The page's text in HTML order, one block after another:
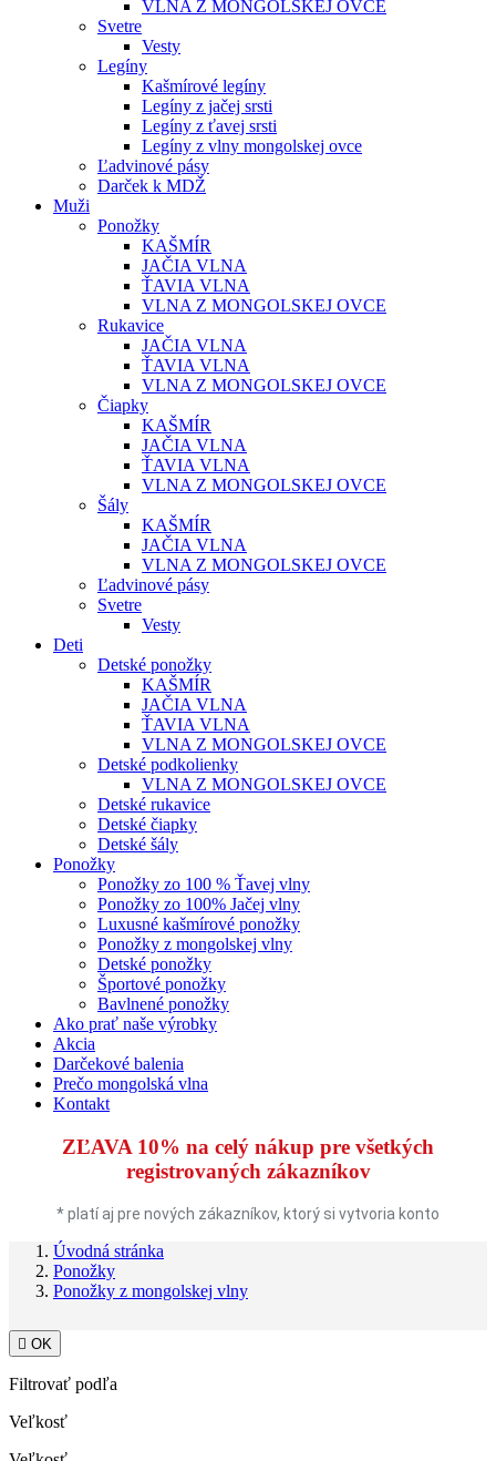
VLNA Z MONGOLSKEJ OVCE
Svetre
Vesty
Legíny
Kašmírové legíny
Legíny z jačej srsti
Legíny z ťavej srsti
Legíny z vlny mongolskej ovce
Ľadvinové pásy
Darček k MDŽ
Muži
Ponožky
KAŠMÍR
JAČIA VLNA
ŤAVIA VLNA
VLNA Z MONGOLSKEJ OVCE
Rukavice
JAČIA VLNA
ŤAVIA VLNA
VLNA Z MONGOLSKEJ OVCE
Čiapky
KAŠMÍR
JAČIA VLNA
ŤAVIA VLNA
VLNA Z MONGOLSKEJ OVCE
Šály
KAŠMÍR
JAČIA VLNA
VLNA Z MONGOLSKEJ OVCE
Ľadvinové pásy
Svetre
Vesty
Deti
Detské ponožky
KAŠMÍR
JAČIA VLNA
ŤAVIA VLNA
VLNA Z MONGOLSKEJ OVCE
Detské podkolienky
VLNA Z MONGOLSKEJ OVCE
Detské rukavice
Detské čiapky
Detské šály
Ponožky
Ponožky zo 100 % Ťavej vlny
Ponožky zo 100% Jačej vlny
Luxusné kašmírové ponožky
Ponožky z mongolskej vlny
Detské ponožky
Športové ponožky
Bavlnené ponožky
Ako prať naše výrobky
Akcia
Darčekové balenia
Prečo mongolská vlna
Kontakt
ZĽAVA 10% na celý nákup pre všetkých
registrovaných zákazníkov
* platí aj pre nových zákazníkov, ktorý si vytvoria konto
Úvodná stránka
Ponožky
Ponožky z mongolskej vlny
 OK
Filtrovať podľa
Veľkosť